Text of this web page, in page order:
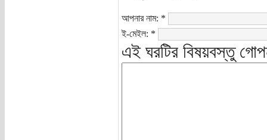
আপনার নাম: *
ই-মেইল: *
এই ঘরটির বিষয়বস্তু